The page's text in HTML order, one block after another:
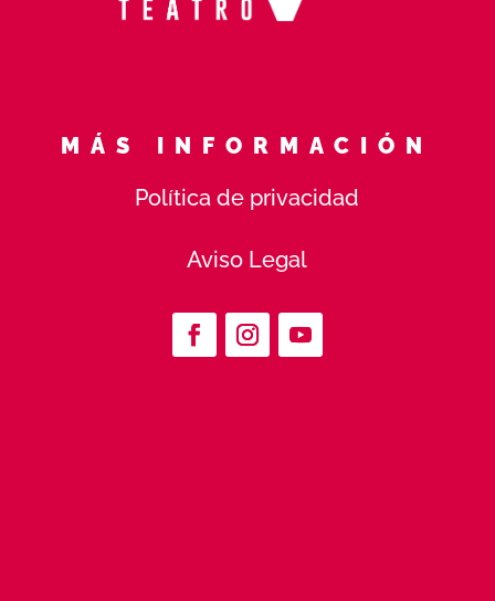
MÁS INFORMACIÓN
Política de privacidad
Aviso Legal